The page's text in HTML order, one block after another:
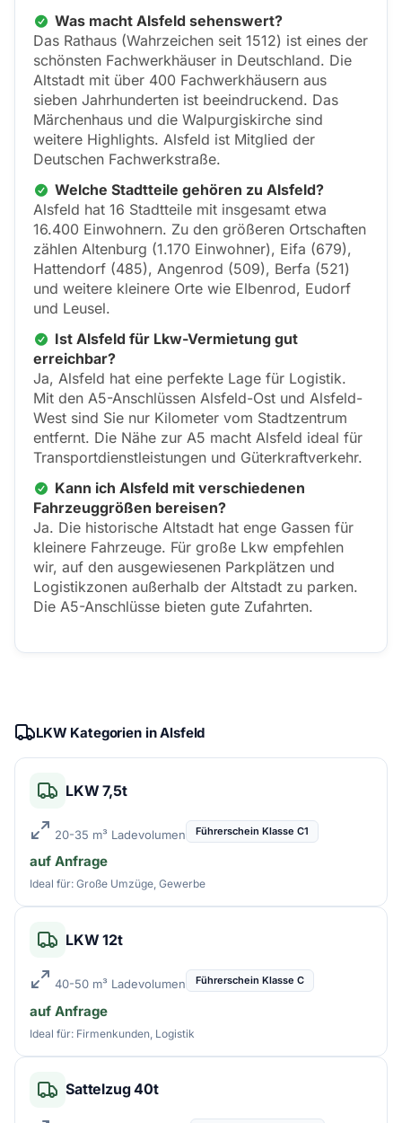
Was macht Alsfeld sehenswert?
Das Rathaus (Wahrzeichen seit 1512) ist eines der
schönsten Fachwerkhäuser in Deutschland. Die
Altstadt mit über 400 Fachwerkhäusern aus
sieben Jahrhunderten ist beeindruckend. Das
Märchenhaus und die Walpurgiskirche sind
weitere Highlights. Alsfeld ist Mitglied der
Deutschen Fachwerkstraße.
Welche Stadtteile gehören zu Alsfeld?
Alsfeld hat 16 Stadtteile mit insgesamt etwa
16.400 Einwohnern. Zu den größeren Ortschaften
zählen Altenburg (1.170 Einwohner), Eifa (679),
Hattendorf (485), Angenrod (509), Berfa (521)
und weitere kleinere Orte wie Elbenrod, Eudorf
und Leusel.
Ist Alsfeld für Lkw-Vermietung gut
erreichbar?
Ja, Alsfeld hat eine perfekte Lage für Logistik.
Mit den A5-Anschlüssen Alsfeld-Ost und Alsfeld-
West sind Sie nur Kilometer vom Stadtzentrum
entfernt. Die Nähe zur A5 macht Alsfeld ideal für
Transportdienstleistungen und Güterkraftverkehr.
Kann ich Alsfeld mit verschiedenen
Fahrzeuggrößen bereisen?
Ja. Die historische Altstadt hat enge Gassen für
kleinere Fahrzeuge. Für große Lkw empfehlen
wir, auf den ausgewiesenen Parkplätzen und
Logistikzonen außerhalb der Altstadt zu parken.
Die A5-Anschlüsse bieten gute Zufahrten.
LKW Kategorien in Alsfeld
LKW 7,5t
20-35 m³ Ladevolumen Führerschein Klasse C1
auf Anfrage
Ideal für: Große Umzüge, Gewerbe
LKW 12t
40-50 m³ Ladevolumen Führerschein Klasse C
auf Anfrage
Ideal für: Firmenkunden, Logistik
Sattelzug 40t